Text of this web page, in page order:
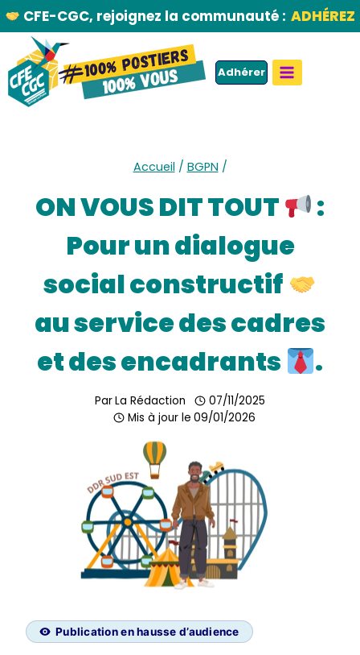
Aller
au
contenu
CFE-CGC, rejoignez la communauté : ADHÉREZ
Adhérer
Accueil / BGPN /
ON VOUS DIT TOUT
:
Pour un dialogue
social constructif
au service des cadres
et des encadrants
.
ParLa Rédaction
07/11/2025
Mis à jour le 09/01/2026
Publication en hausse d’audience